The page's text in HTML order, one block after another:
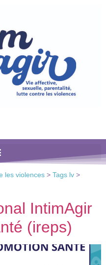
les violences > Tags lv >
IntimAgir
(ireps)